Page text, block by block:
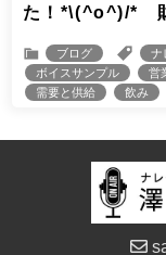
た！*\(^o^)/*
ブログ ナ
ボイスサンプル
営
需要と供給
飲み